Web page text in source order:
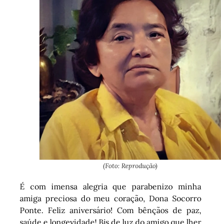
(Foto: Reprodução)
É com imensa alegria que parabenizo minha
amiga preciosa do meu coração, Dona Socorro
Ponte. Feliz aniversário! Com bênçãos de paz,
saúde e longevidade! Bjs de luz do amigo que lher